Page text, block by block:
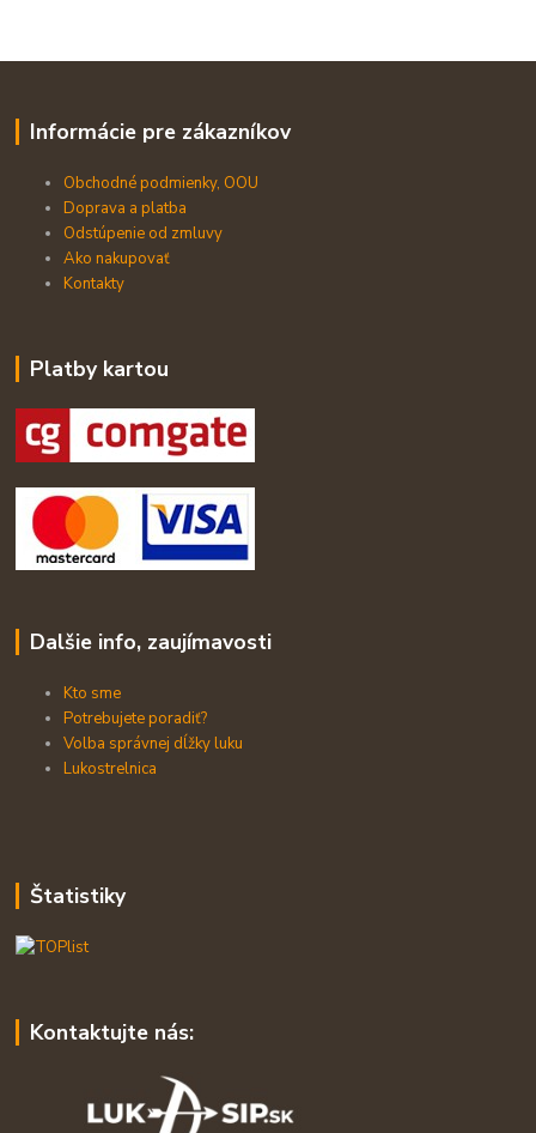
Informácie pre zákazníkov
Obchodné podmienky, OOU
Doprava a platba
Odstúpenie od zmluvy
Ako nakupovať
Kontakty
Platby kartou
Dalšie info, zaujímavosti
Kto sme
Potrebujete poradiť?
Volba správnej dĺžky luku
Lukostrelnica
Štatistiky
Kontaktujte nás: